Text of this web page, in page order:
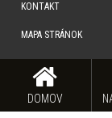
DOMOV
KONTAKT
MAPA STRÁNOK
súhlas na rozmnožovanie,